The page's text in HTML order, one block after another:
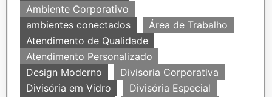
Ambiente Corporativo
ambientes conectados
Área de Trabalho
Atendimento de Qualidade
Atendimento Personalizado
Design Moderno
Divisoria Corporativa
Divisória em Vidro
Divisória Especial